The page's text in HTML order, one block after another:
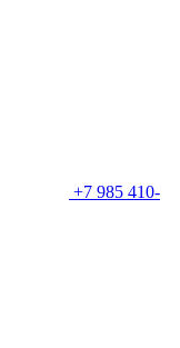
+7 985 410-